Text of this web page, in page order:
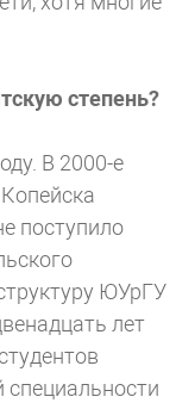
степень?
В 2000-е
поступило
ЮУрГУ
лет
специальности